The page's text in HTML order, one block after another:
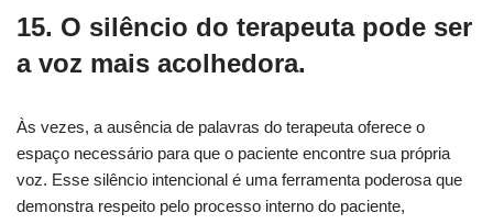
15. O silêncio do terapeuta pode ser
a voz mais acolhedora.
Às vezes, a ausência de palavras do terapeuta oferece o
espaço necessário para que o paciente encontre sua própria
voz. Esse silêncio intencional é uma ferramenta poderosa que
demonstra respeito pelo processo interno do paciente,